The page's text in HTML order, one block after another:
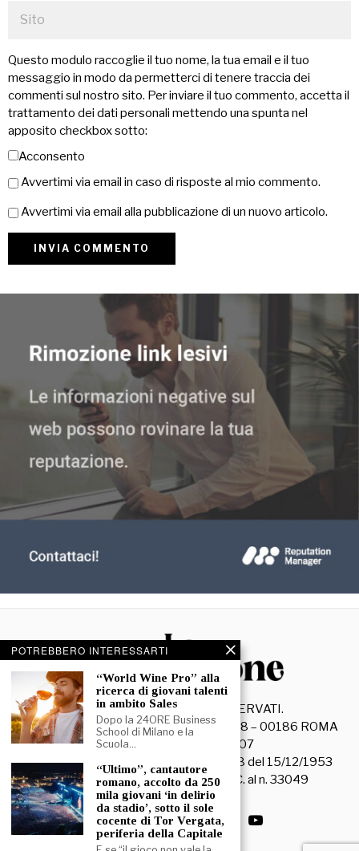
Questo modulo raccoglie il tuo nome, la tua email e il tuo
messaggio in modo da permetterci di tenere traccia dei
commenti sul nostro sito. Per inviare il tuo commento, accetta il
trattamento dei dati personali mettendo una spunta nel
apposito checkbox sotto:
Acconsento
Avvertimi via email in caso di risposte al mio commento.
Avvertimi via email alla pubblicazione di un nuovo articolo.
© 2026- TUTTI I DIRITTI RISERVATI.
La Discussione S.r.l. – Piazza Capranica, 78 – 00186 ROMA
C.F. e P. IVA 15045971007
Registrazione Tribunale di Roma n. 3628 del 15/12/1953
La società editrice è iscritta al R.O.C. al n. 33049
POTREBBERO INTERESSARTI
“World Wine Pro” alla
ricerca di giovani talenti
in ambito Sales
Dopo la 24ORE Business
School di Milano e la
Scuola…
“Ultimo”, cantautore
romano, accolto da 250
mila giovani ‘in delirio
da stadio’, sotto il sole
cocente di Tor Vergata,
periferia della Capitale